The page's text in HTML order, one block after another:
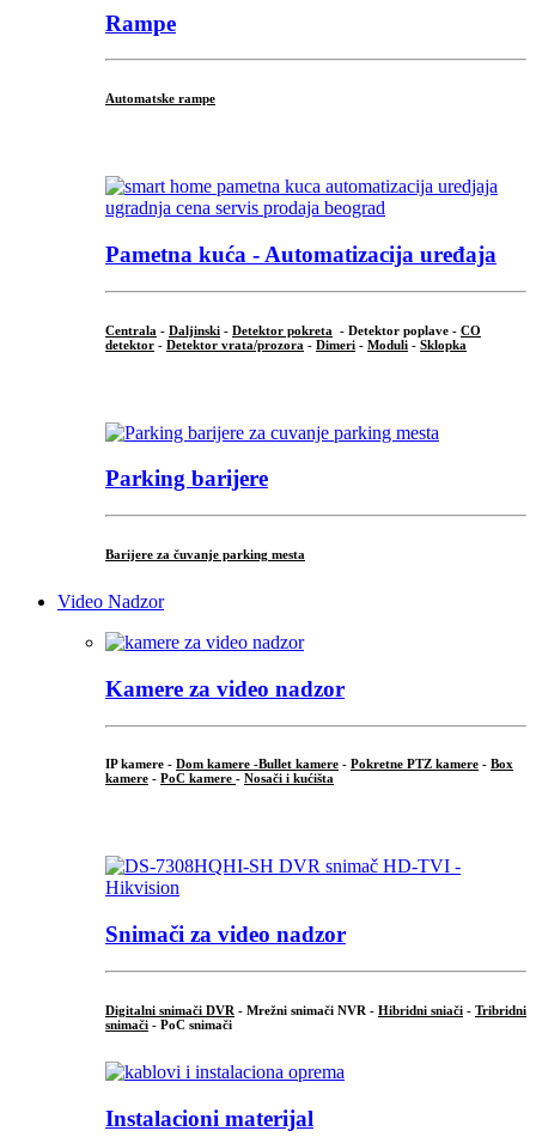
Rampe
Automatske rampe
Pametna kuća - Automatizacija uređaja
Centrala - Daljinski - Detektor pokreta - Detektor poplave - CO
detektor - Detektor vrata/prozora - Dimeri - Moduli - Sklopka
Parking barijere
Barijere za čuvanje parking mesta
Video Nadzor
Kamere za video nadzor
IP kamere - Dom kamere -Bullet kamere - Pokretne PTZ kamere - Box
kamere - PoC kamere - Nosači i kućišta
Snimači za video nadzor
Digitalni snimači DVR - Mrežni snimači NVR - Hibridni sniači - Tribridni
snimači - PoC snimači
Instalacioni materijal